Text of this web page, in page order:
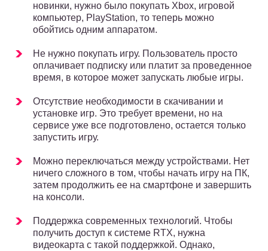
новинки, нужно было покупать Xbox, игровой
компьютер, PlayStation, то теперь можно
обойтись одним аппаратом.
Не нужно покупать игру. Пользователь просто
оплачивает подписку или платит за проведенное
время, в которое может запускать любые игры.
Отсутствие необходимости в скачивании и
установке игр. Это требует времени, но на
сервисе уже все подготовлено, остается только
запустить игру.
Можно переключаться между устройствами. Нет
ничего сложного в том, чтобы начать игру на ПК,
затем продолжить ее на смартфоне и завершить
на консоли.
Поддержка современных технологий. Чтобы
получить доступ к системе RTX, нужна
видеокарта с такой поддержкой. Однако,